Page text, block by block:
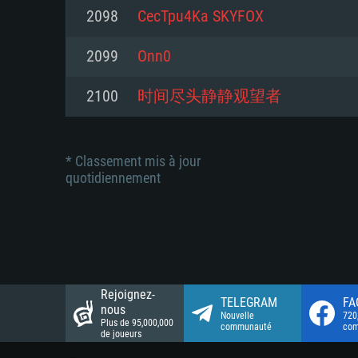
Disque dur: 23.1 Go (client
Disque dur: 62,2 Go (client
Connection: Connexion Internet
Disque dur: 62,2 Go (client
2098 CecTpu4Ka SKYFOX
2099 Onn0
2100 时间尽头静静观望者
* Classement mis à jour
quotidiennement
Rejoignez-
nous
Plus de 95,000,000
de joueurs
TELEGRAM
Nouvelle
communauté